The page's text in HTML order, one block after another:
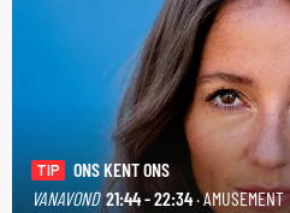
TIP
ONS KENT ONS
VANAVOND 21:44 - 22:34· AMUSEMENT